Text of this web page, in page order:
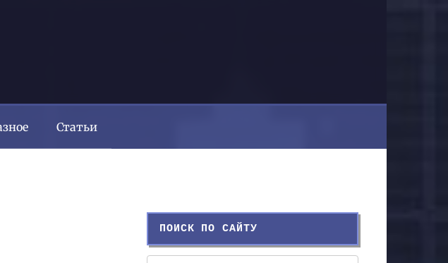
Статьи
ПОИСК ПО САЙТУ